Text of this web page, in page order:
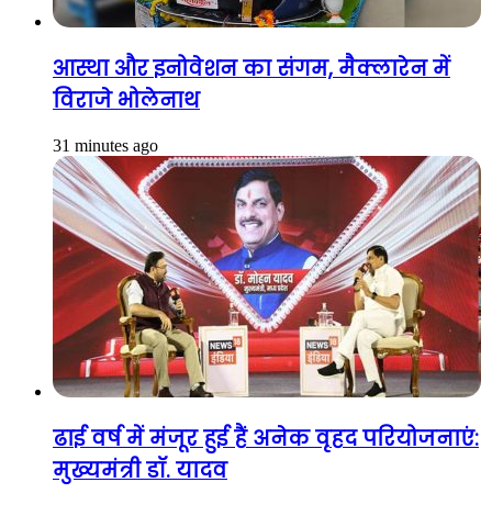
आस्था और इनोवेशन का संगम, मैक्लारेन में
विराजे भोलेनाथ
31 minutes ago
ढाई वर्ष में मंजूर हुई हैं अनेक वृहद परियोजनाएं:
मुख्यमंत्री डॉ. यादव